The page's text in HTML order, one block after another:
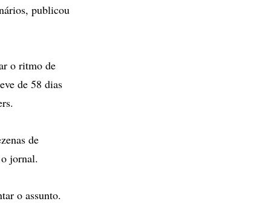
publicou
o ritmo de
de 58 dias
de
jornal.
o assunto.